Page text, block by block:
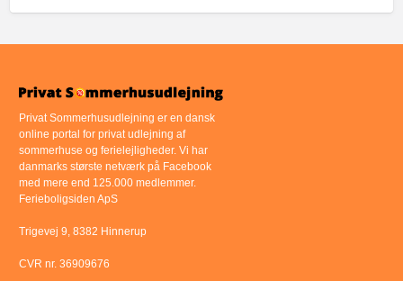
Privat Sommerhusudlejning er en dansk
online portal for privat udlejning af
sommerhuse og ferielejligheder. Vi har
danmarks største netværk på Facebook
med mere end 125.000 medlemmer.
Ferieboligsiden ApS
Trigevej 9, 8382 Hinnerup
CVR nr. 36909676